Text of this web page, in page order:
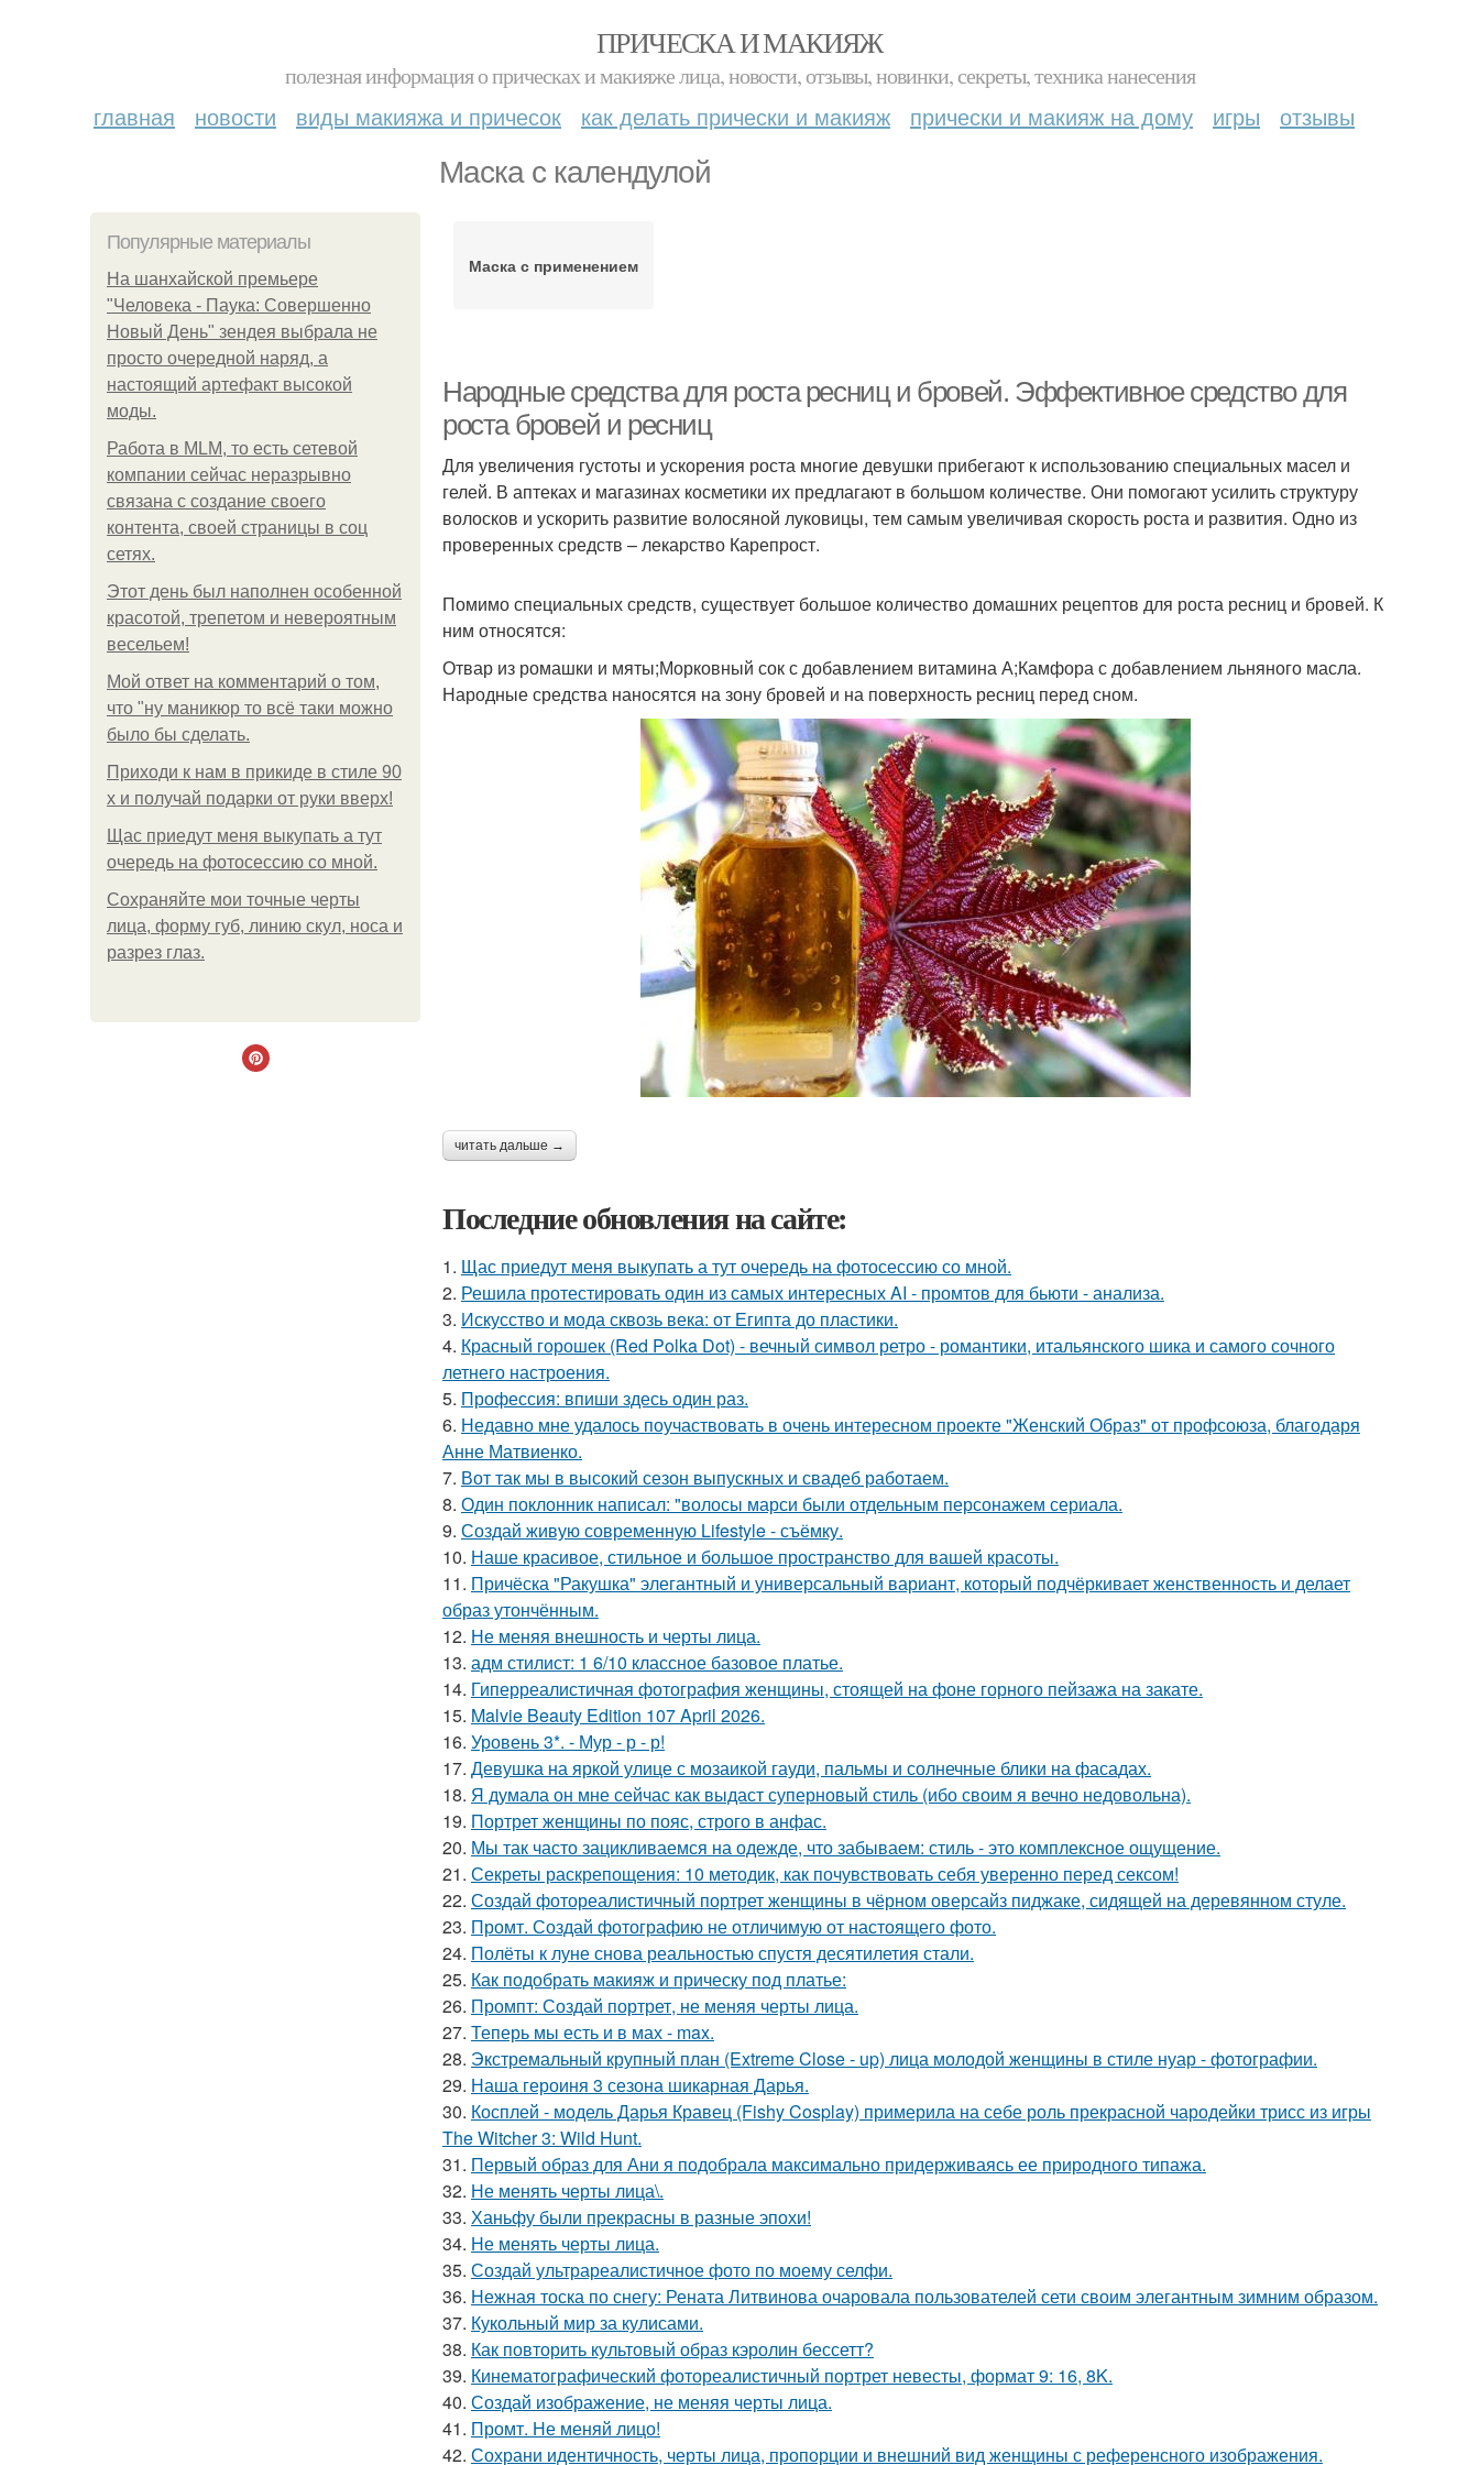
ПРИЧЕСКА И МАКИЯЖ
полезная информация о прическах и макияже лица, новости, отзывы, новинки, секреты, техника нанесения
главная новости виды макияжа и причесок как делать прически и макияж прически и макияж на дому игры отзывы
Маска с календулой
Популярные материалы
На шанхайской премьере
"Человека - Паука: Совершенно
Новый День" зендея выбрала не
просто очередной наряд, а
настоящий артефакт высокой
моды.
Работа в MLM, то есть сетевой
компании сейчас неразрывно
связана с создание своего
контента, своей страницы в соц
сетях.
Этот день был наполнен особенной
красотой, трепетом и невероятным
весельем!
Мой ответ на комментарий о том,
что "ну маникюр то всё таки можно
было бы сделать.
Приходи к нам в прикиде в стиле 90
х и получай подарки от руки вверх!
Щас приедут меня выкупать а тут
очередь на фотосессию со мной.
Сохраняйте мои точные черты
лица, форму губ, линию скул, носа и
разрез глаз.
Маска с применением
Народные средства для роста ресниц и бровей. Эффективное средство для
роста бровей и ресниц
Для увеличения густоты и ускорения роста многие девушки прибегают к использованию специальных масел и
гелей. В аптеках и магазинах косметики их предлагают в большом количестве. Они помогают усилить структуру
волосков и ускорить развитие волосяной луковицы, тем самым увеличивая скорость роста и развития. Одно из
проверенных средств – лекарство Карепрост.
Помимо специальных средств, существует большое количество домашних рецептов для роста ресниц и бровей. К
ним относятся:
Отвар из ромашки и мяты;Морковный сок с добавлением витамина А;Камфора с добавлением льняного масла.
Народные средства наносятся на зону бровей и на поверхность ресниц перед сном.
читать дальше →
Последние обновления на сайте:
1. Щас приедут меня выкупать а тут очередь на фотосессию со мной.
2. Решила протестировать один из самых интересных AI - промтов для бьюти - анализа.
3. Искусство и мода сквозь века: от Египта до пластики.
4. Красный горошек (Red Polka Dot) - вечный символ ретро - романтики, итальянского шика и самого сочного
летнего настроения.
5. Профессия: впиши здесь один раз.
6. Недавно мне удалось поучаствовать в очень интересном проекте "Женский Образ" от профсоюза, благодаря
Анне Матвиенко.
7. Вот так мы в высокий сезон выпускных и свадеб работаем.
8. Один поклонник написал: "волосы марси были отдельным персонажем сериала.
9. Создай живую современную Lifestyle - съёмку.
10. Наше красивое, стильное и большое пространство для вашей красоты.
11. Причёска "Ракушка" элегантный и универсальный вариант, который подчёркивает женственность и делает
образ утончённым.
12. Не меняя внешность и черты лица.
13. адм стилист: 1 6/10 классное базовое платье.
14. Гиперреалистичная фотография женщины, стоящей на фоне горного пейзажа на закате.
15. Malvie Beauty Edition 107 April 2026.
16. Уровень 3*. - Мур - р - р!
17. Девушка на яркой улице с мозаикой гауди, пальмы и солнечные блики на фасадах.
18. Я думала он мне сейчас как выдаст суперновый стиль (ибо своим я вечно недовольна).
19. Портрет женщины по пояс, строго в анфас.
20. Мы так часто зацикливаемся на одежде, что забываем: стиль - это комплексное ощущение.
21. Секреты раскрепощения: 10 методик, как почувствовать себя уверенно перед сексом!
22. Создай фотореалистичный портрет женщины в чёрном оверсайз пиджаке, сидящей на деревянном стуле.
23. Промт. Создай фотографию не отличимую от настоящего фото.
24. Полёты к луне снова реальностью спустя десятилетия стали.
25. Как подобрать макияж и прическу под платье:
26. Промпт: Создай портрет, не меняя черты лица.
27. Теперь мы есть и в мах - max.
28. Экстремальный крупный план (Extreme Close - up) лица молодой женщины в стиле нуар - фотографии.
29. Наша героиня 3 сезона шикарная Дарья.
30. Косплей - модель Дарья Кравец (Fishy Cosplay) примерила на себе роль прекрасной чародейки трисс из игры
The Witcher 3: Wild Hunt.
31. Первый образ для Ани я подобрала максимально придерживаясь ее природного типажа.
32. Не менять черты лица\.
33. Ханьфу были прекрасны в разные эпохи!
34. Не менять черты лица.
35. Создай ультрареалистичное фото по моему селфи.
36. Нежная тоска по снегу: Рената Литвинова очаровала пользователей сети своим элегантным зимним образом.
37. Кукольный мир за кулисами.
38. Как повторить культовый образ кэролин бессетт?
39. Кинематографический фотореалистичный портрет невесты, формат 9: 16, 8K.
40. Создай изображение, не меняя черты лица.
41. Промт. Не меняй лицо!
42. Сохрани идентичность, черты лица, пропорции и внешний вид женщины с референсного изображения.